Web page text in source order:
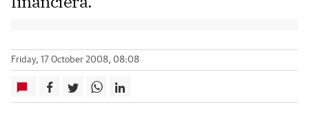
Friday, 17 October 2008, 08:08